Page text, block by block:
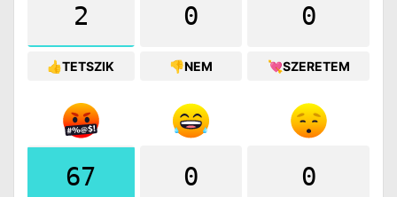
2
👍TETSZIK
0
👎NEM
0
💘SZERETEM
67 0 0